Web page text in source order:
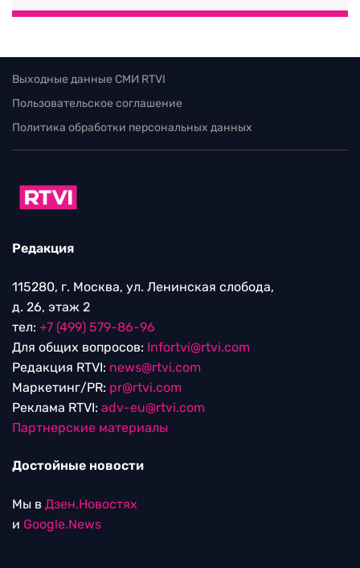
Выходные данные СМИ RTVI
Пользовательское соглашение
Политика обработки персональных данных
Редакция
115280, г. Москва, ул. Ленинская слобода,
д. 26, этаж 2
тел: +7 (499) 579-86-96
Для общих вопросов: Infortvi@rtvi.com
Редакция RTVI: news@rtvi.com
Маркетинг/PR: pr@rtvi.com
Реклама RTVI: adv-eu@rtvi.com
Партнерские материалы
Достойные новости
Мы в Дзен.Новостях
и Google.News